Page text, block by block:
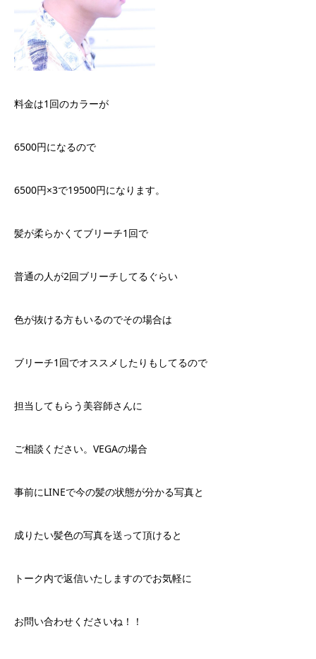
料金は1回のカラーが
6500円になるので
6500円×3で19500円になります。
髪が柔らかくてブリーチ1回で
普通の人が2回ブリーチしてるぐらい
色が抜ける方もいるのでその場合は
ブリーチ1回でオススメしたりもしてるので
担当してもらう美容師さんに
ご相談ください。VEGAの場合
事前にLINEで今の髪の状態が分かる写真と
成りたい髪色の写真を送って頂けると
トーク内で返信いたしますのでお気軽に
お問い合わせくださいね！！